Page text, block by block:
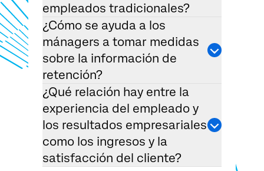
empleados tradicionales?
¿Cómo se ayuda a los
mánagers a tomar medidas
sobre la información de
retención?
¿Qué relación hay entre la
experiencia del empleado y
los resultados empresariales
como los ingresos y la
satisfacción del cliente?